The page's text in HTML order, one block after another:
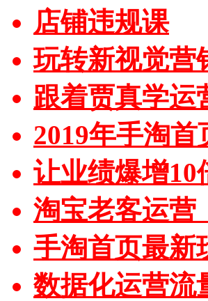
店铺违规课
玩转新视觉营
跟着贾真学运
2019年手淘
让业绩爆增10
淘宝老客运营
手淘首页最新
数据化运营流